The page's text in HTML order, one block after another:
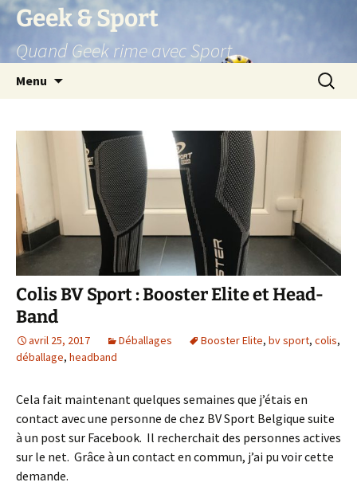
Aller
contenu
Geek & Sport
Quand Geek rime avec Sport
Menu
Colis BV Sport : Booster Elite et Head-
Band
avril 25, 2017 Déballages Booster Elite, bv sport, colis,
déballage, headband
Cela fait maintenant quelques semaines que j’étais en
contact avec une personne de chez BV Sport Belgique suite
à un post sur Facebook. Il recherchait des personnes actives
sur le net. Grâce à un contact en commun, j’ai pu voir cette
demande.